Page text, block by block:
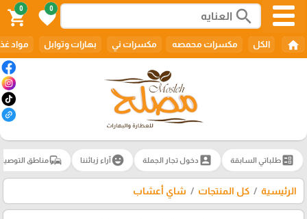
search
0
favorite
0
shopping_cart
home الكل مكسرات محمصه مكسرات ني بهارات وتوابل مواد
ballotطلباتي السابقة account_box دخول تجار الجملة emoji_emotionsآراء زبائننا commuteمناطق
الرئيسية كل المنتجات شاي أعشاب